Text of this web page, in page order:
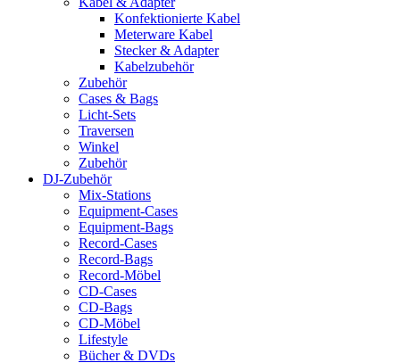
Konfektionierte Kabel
Meterware Kabel
Stecker & Adapter
Kabelzubehör
Zubehör
Cases & Bags
Licht-Sets
Traversen
Winkel
Zubehör
DJ-Zubehör
Mix-Stations
Equipment-Cases
Equipment-Bags
Record-Cases
Record-Bags
Record-Möbel
CD-Cases
CD-Bags
CD-Möbel
Lifestyle
Bücher & DVDs